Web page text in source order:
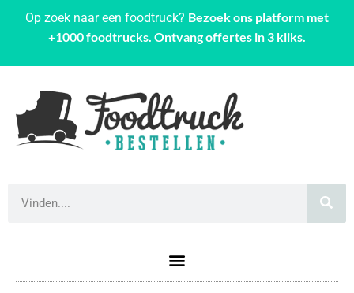
Op zoek naar een foodtruck? Bezoek ons platform met
+1000 foodtrucks. Ontvang offertes in 3 kliks.